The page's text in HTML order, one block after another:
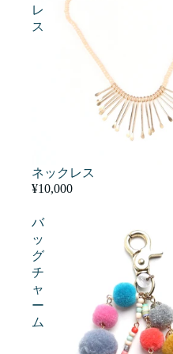
レ
ス
ネックレス
¥10,000
バ
ッ
グ
チ
ャ
ー
ム